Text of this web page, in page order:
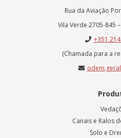
Rua da Aviação
Vila Verde 2705-845
+351
(Chamada para a
Canais e Ralos
Solo e